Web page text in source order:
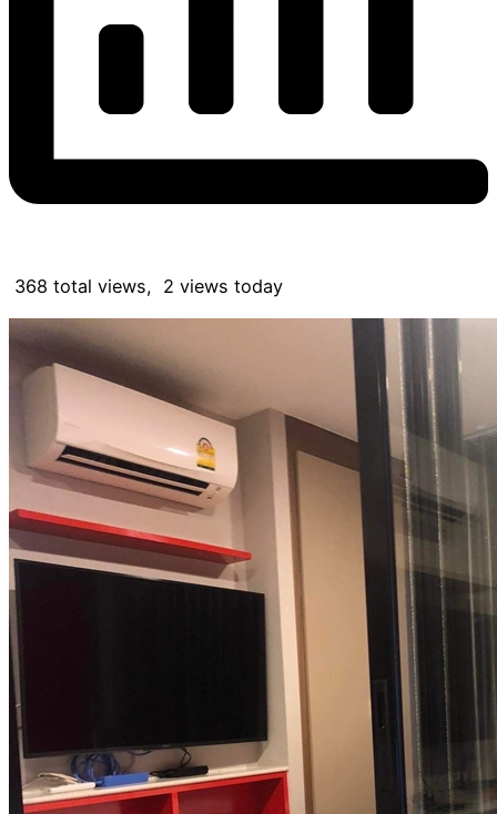
368 total views, 2 views today